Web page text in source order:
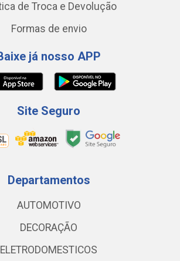
de Troca e Devolução
Formas de envio
já nosso APP
Site Seguro
Departamentos
AUTOMOTIVO
DECORAÇÃO
ELETRODOMESTICOS